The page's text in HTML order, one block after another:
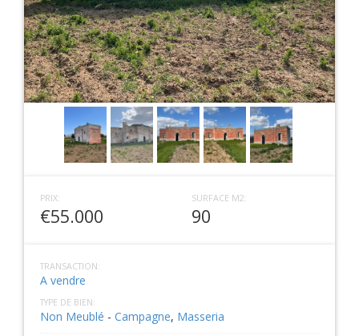
PRIX:
€55.000
SURFACE M2:
90
TRANSACTION:
A vendre
TYPE DE BIEN:
Non Meublé - Campagne, Masseria